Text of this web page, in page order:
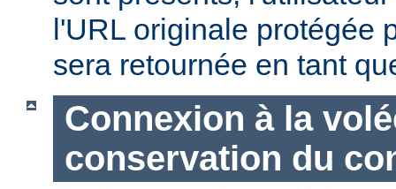
l'URL originale protégée
sera retournée en tant
Connexion à la
conservation du